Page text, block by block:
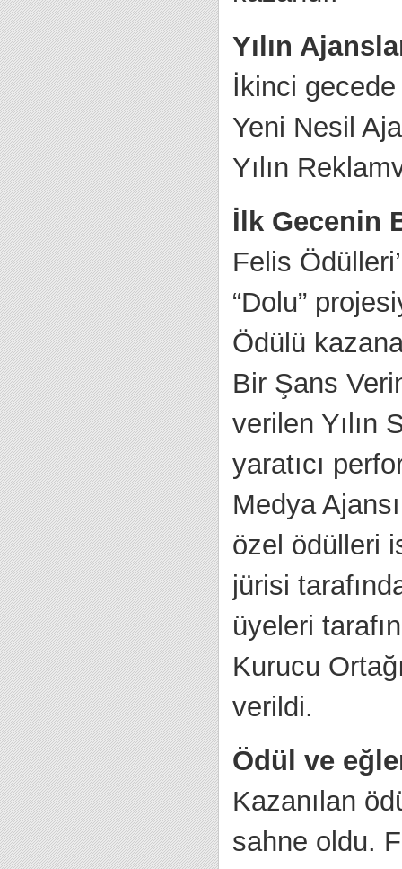
Yılın
İkinci gecede
Yeni Nesil
Yılın
İlk Gecenin
Felis
“Dolu”
Ödülü
Bir Şans
verilen Yılın
yaratıcı
Medya
özel ödülleri
jürisi
üyeleri
Kurucu
verildi.
Ödül ve
Kazanılan
sahne oldu.